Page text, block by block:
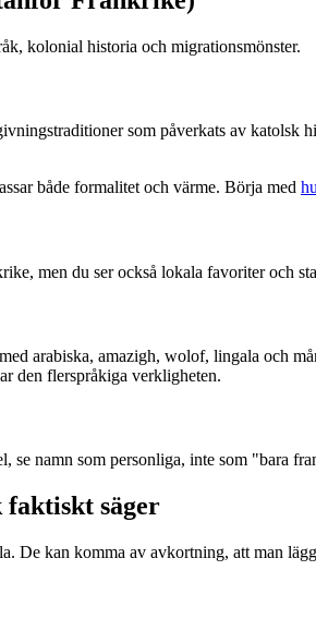
kolonial historia och migrationsmönster.
som påverkats av
både formalitet och värme. Börja med
men du ser också lokala favoriter och
arabiska, amazigh, wolof, lingala och
den flerspråkiga verkligheten.
namn som personliga, inte som "bara
faktiskt säger
De kan komma av avkortning, att man